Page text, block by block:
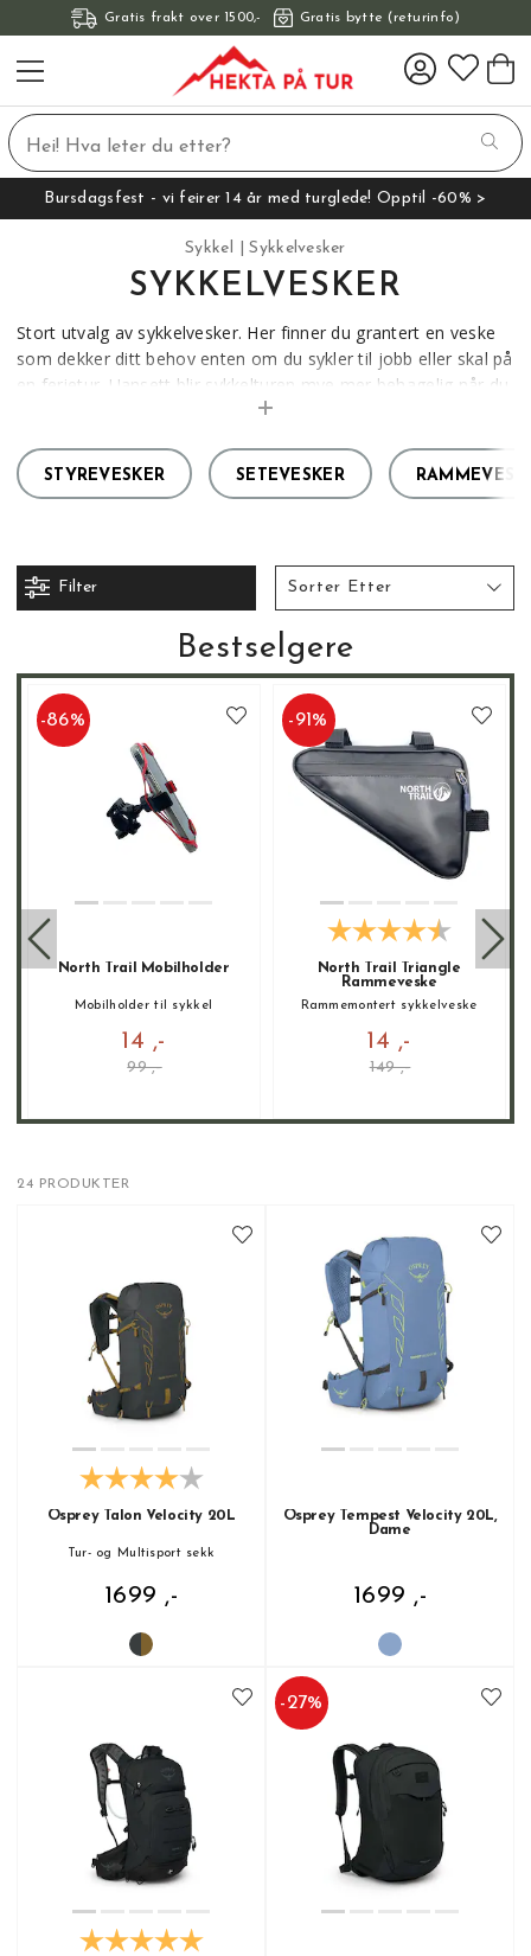
Gratis frakt over 1500,- Gratis bytte (returinfo)
Bursdagsfest - vi feirer 14 år med turglede! Opptil -60% >
Sykkel Sykkelvesker
SYKKELVESKER
Stort utvalg av sykkelvesker. Her finner du grantert en veske
som dekker ditt behov enten om du sykler til jobb eller skal på
en ferietur. Uansett blir sykkelturen mye mer behagelig når du
kan pakke utstyret på sykkelen din. Vi har kjente merker som
STYREVESKER SETEVESKER
Filter Sorter Etter
Bestselgere
-86%
North Trail Mobilholder
Mobilholder til sykkel
14 ,-
99 ,-
-91 %
North Trail Triangle
Rammeveske
Rammemontert sykkelveske
14 ,-
149 ,-
24 PRODUKTER
Osprey Talon Velocity 20L
Tur- og Multisport sekk
1699 ,-
Osprey Tempest Velocity 20L,
Dame
1699 ,-
-27%